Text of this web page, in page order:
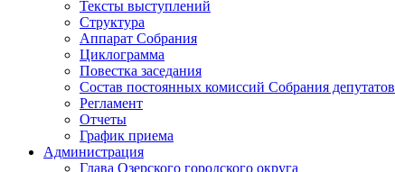
Тексты выступлений
Структура
Аппарат Собрания
Циклограмма
Повестка заседания
Состав постоянных комиссий Собрания депутатов
Регламент
Отчеты
График приема
Администрация
Глава Озерского городского округа